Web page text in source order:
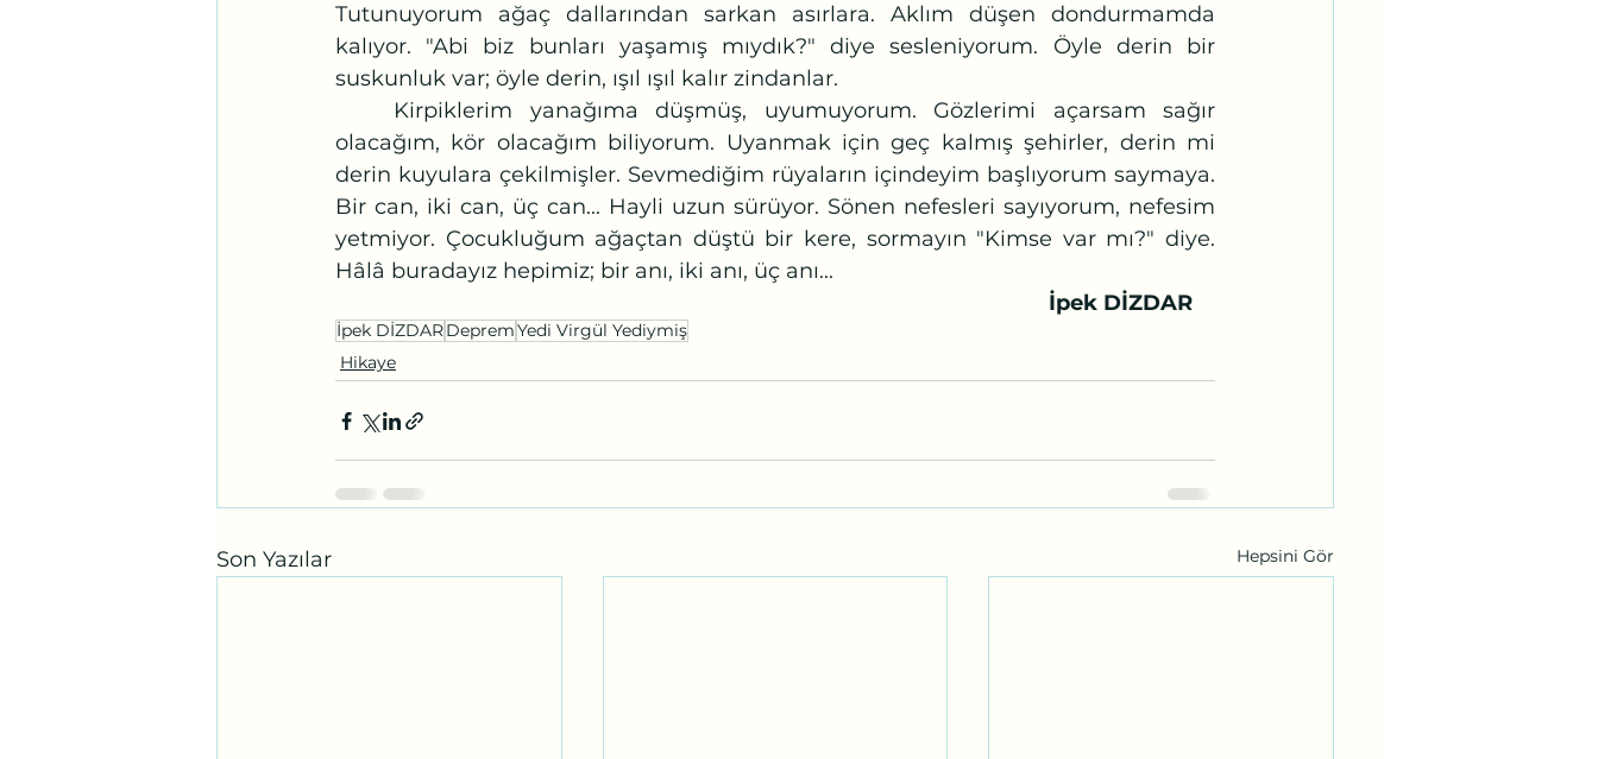
Tutunuyorum ağaç dallarından sarkan asırlara. Aklım düşen dondurmamda
kalıyor. "Abi biz bunları yaşamış mıydık?" diye sesleniyorum. Öyle derin bir
suskunluk var; öyle derin, ışıl ışıl kalır zindanlar.
olacağım, kör olacağım biliyorum. Uyanmak için geç kalmış şehirler, derin mi
derin kuyulara çekilmişler. Sevmediğim rüyaların içindeyim başlıyorum saymaya.
Bir can, iki can, üç can... Hayli uzun sürüyor. Sönen nefesleri sayıyorum, nefesim
yetmiyor. Çocukluğum ağaçtan düştü bir kere, sormayın "Kimse var mı?" diye.
Hâlâ buradayız hepimiz; bir anı, iki anı, üç anı...
İpek DİZDAR
İpek DİZDARDepremYedi Virgül Yediymiş
Hikaye
Son Yazılar Hepsini Gör